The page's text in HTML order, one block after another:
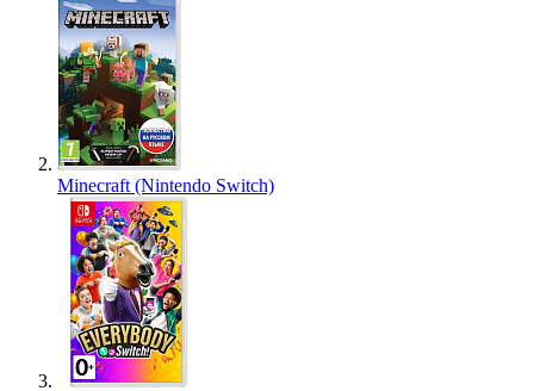
Minecraft (Nintendo Switch)